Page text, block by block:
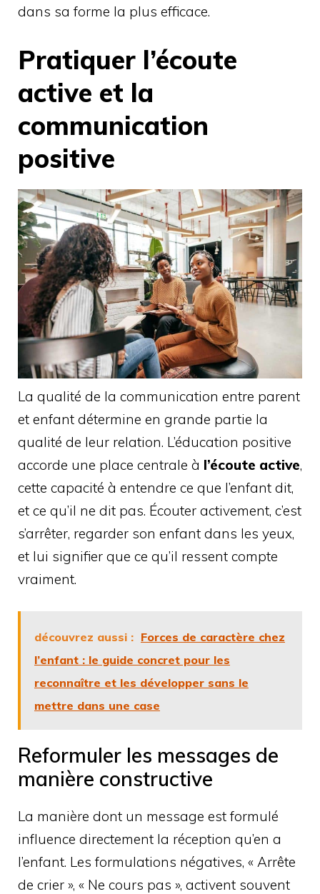
dans sa forme la plus efficace.
Pratiquer l’écoute
active et la
communication
positive
La qualité de la communication entre parent
et enfant détermine en grande partie la
qualité de leur relation. L’éducation positive
accorde une place centrale à l’écoute active,
cette capacité à entendre ce que l’enfant dit,
et ce qu’il ne dit pas. Écouter activement, c’est
s’arrêter, regarder son enfant dans les yeux,
et lui signifier que ce qu’il ressent compte
vraiment.
découvrez aussi : Forces de caractère chez
l’enfant : le guide concret pour les
reconnaître et les développer sans le
mettre dans une case
Reformuler les messages de
manière constructive
La manière dont un message est formulé
influence directement la réception qu’en a
l’enfant. Les formulations négatives, « Arrête
de crier », « Ne cours pas », activent souvent